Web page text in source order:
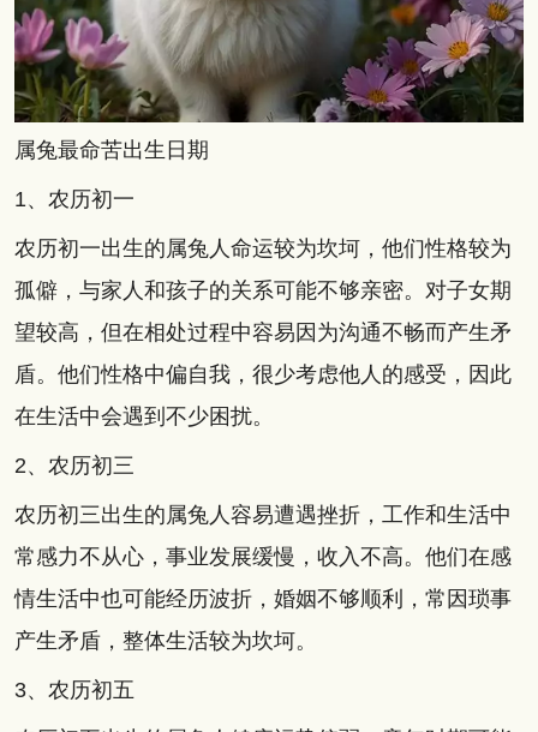
属兔最命苦出生日期
1、农历初一
农历初一出生的属兔人命运较为坎坷，他们性格较为
孤僻，与家人和孩子的关系可能不够亲密。对子女期
望较高，但在相处过程中容易因为沟通不畅而产生矛
盾。他们性格中偏自我，很少考虑他人的感受，因此
在生活中会遇到不少困扰。
2、农历初三
农历初三出生的属兔人容易遭遇挫折，工作和生活中
常感力不从心，事业发展缓慢，收入不高。他们在感
情生活中也可能经历波折，婚姻不够顺利，常因琐事
产生矛盾，整体生活较为坎坷。
3、农历初五